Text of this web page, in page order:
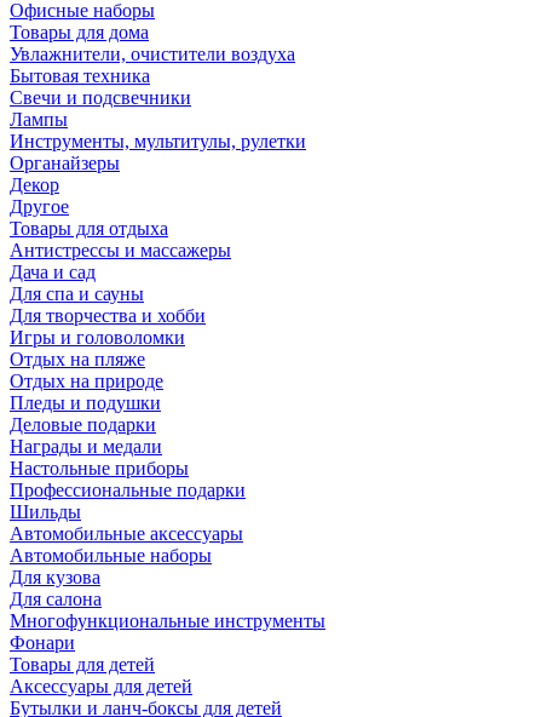
Офисные наборы
Товары для дома
Увлажнители, очистители воздуха
Бытовая техника
Свечи и подсвечники
Лампы
Инструменты, мультитулы, рулетки
Органайзеры
Декор
Другое
Товары для отдыха
Антистрессы и массажеры
Дача и сад
Для спа и сауны
Для творчества и хобби
Игры и головоломки
Отдых на пляже
Отдых на природе
Пледы и подушки
Деловые подарки
Награды и медали
Настольные приборы
Профессиональные подарки
Шильды
Автомобильные аксессуары
Автомобильные наборы
Для кузова
Для салона
Многофункциональные инструменты
Фонари
Товары для детей
Аксессуары для детей
Бутылки и ланч-боксы для детей